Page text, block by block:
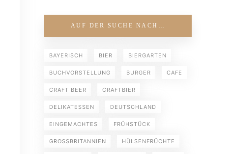
AUF DER SUCHE NACH…
BAYERISCH BIER BIERGARTEN
BUCHVORSTELLUNG BURGER CAFE
CRAFT BEER CRAFTBIER
DELIKATESSEN DEUTSCHLAND
EINGEMACHTES FRÜHSTÜCK
GROSSBRITANNIEN HÜLSENFRÜCHTE